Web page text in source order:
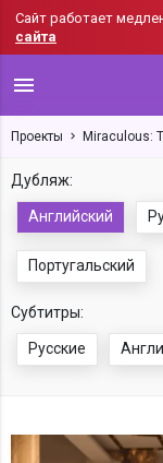
Сайт работает
сайта
Проекты Miraculous:
Дубляж:
Английский
Португальский
Субтитры:
Русские